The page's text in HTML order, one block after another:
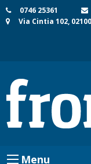
Skip
to
0746 25361
Via Cintia 102,
Menu